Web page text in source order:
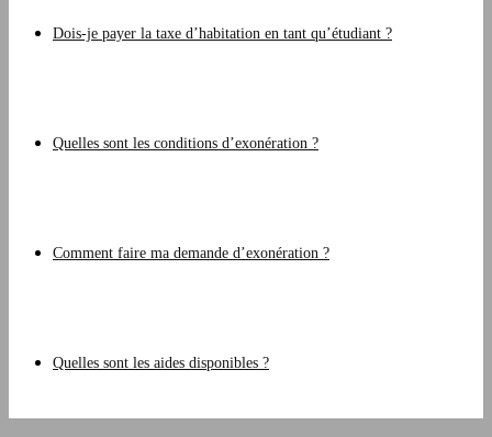
Dois-je payer la taxe d’habitation en tant qu’étudiant ?
Quelles sont les conditions d’exonération ?
Comment faire ma demande d’exonération ?
Quelles sont les aides disponibles ?